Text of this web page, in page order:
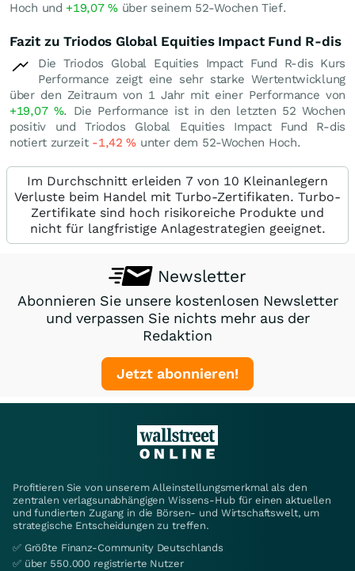
Hoch und +19,07%über seinem 52-Wochen Tief.
Fazit zu Triodos Global Equities Impact Fund R-dis
Die Triodos Global Equities Impact Fund R-dis Kurs
Performance zeigt eine sehr starke Wertentwicklung
über den Zeitraum von 1 Jahr mit einer Performance von
+19,07 %. Die Performance ist in den letzten 52 Wochen
positiv und Triodos Global Equities Impact Fund R-dis
notiert zurzeit -1,42% unter dem 52-Wochen Hoch.
Im Durchschnitt erleiden 7 von 10 Kleinanlegern
Verluste beim Handel mit Turbo-Zertifikaten. Turbo-
Zertifikate sind hoch risikoreiche Produkte und
nicht für langfristige Anlagestrategien geeignet.
Newsletter
Abonnieren Sie unsere kostenlosen Newsletter
und verpassen Sie nichts mehr aus der
Redaktion
Jetzt abonnieren!
Profitieren Sie von unserem Alleinstellungsmerkmal als den
zentralen verlagsunabhängigen Wissens-Hub für einen aktuellen
und fundierten Zugang in die Börsen- und Wirtschaftswelt, um
strategische Entscheidungen zu treffen.
✅ Größte Finanz-Community Deutschlands
✅ über 550.000 registrierte Nutzer